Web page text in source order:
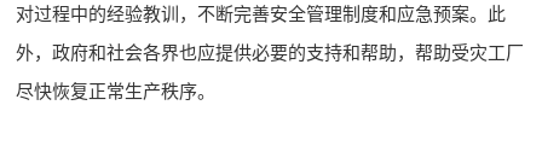
对过程中的经验教训，不断完善安全管理制度和应急预案。此
外，政府和社会各界也应提供必要的支持和帮助，帮助受灾工厂
尽快恢复正常生产秩序。